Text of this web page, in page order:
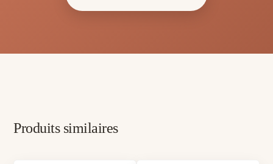
Produits similaires